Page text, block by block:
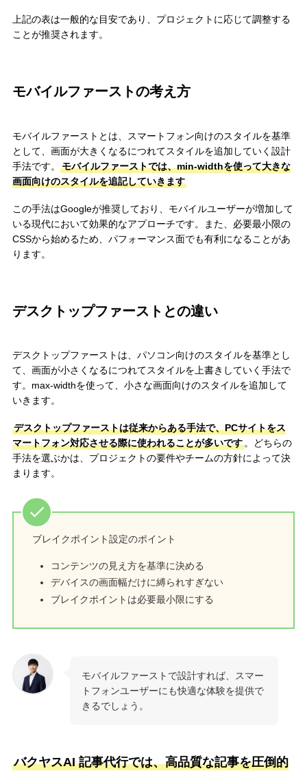
上記の表は一般的な目安であり、プロジェクトに応じて調整する
ことが推奨されます。
モバイルファーストの考え方
モバイルファーストとは、スマートフォン向けのスタイルを基準
として、画面が大きくなるにつれてスタイルを追加していく設計
手法です。
モバイルファーストでは、min-widthを使って大きな
画面向けのスタイルを追記していきます
この手法はGoogleが推奨しており、モバイルユーザーが増加して
いる現代において効果的なアプローチです。また、必要最小限の
CSSから始めるため、パフォーマンス面でも有利になることがあ
ります。
デスクトップファーストとの違い
デスクトップファーストは、パソコン向けのスタイルを基準とし
て、画面が小さくなるにつれてスタイルを上書きしていく手法で
す。max-widthを使って、小さな画面向けのスタイルを追加して
いきます。
デスクトップファーストは従来からある手法で、PCサイトをス
マートフォン対応させる際に使われることが多いです。どちらの
手法を選ぶかは、プロジェクトの要件やチームの方針によって決
まります。
ブレイクポイント設定のポイント
コンテンツの見え方を基準に決める
デバイスの画面幅だけに縛られすぎない
ブレイクポイントは必要最小限にする
モバイルファーストで設計すれば、スマー
トフォンユーザーにも快適な体験を提供で
きるでしょう。
バクヤスAI 記事代行では、高品質な記事を圧倒的